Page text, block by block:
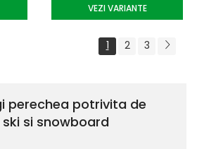
VEZI VARIANTE
1 2 3
perechea potrivita de
si snowboard